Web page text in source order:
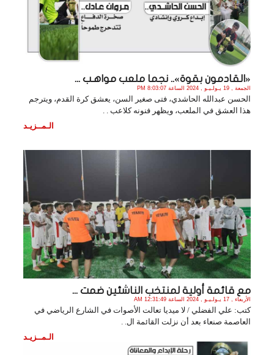
«القادمون بقوة».. نجما ملعب مواهـب ...
الجمعة , 19 يـولـيـو , 2024 الساعة 8:03:07 PM
الحسن عبدالله الحاشدي، فتى صغير السن، يعشق كرة القدم، ويترجم
هذا العشق في الملعب، ويظهر فنونه كلاعب . .
الـمــزيـد
مع قائمة أولية لمنتخب الناشئين ضمت ...
الأربعاء , 17 يـولـيـو , 2024 الساعة 12:31:49 AM
كتب: علي الفضلي / لا ميديا تعالت الأصوات في الشارع الرياضي في
العاصمة صنعاء بعد أن ‏نزلت القائمة ال. .
الـمــزيـد